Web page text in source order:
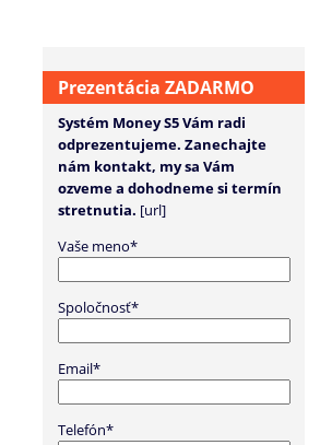
Prezentácia ZADARMO
Systém Money S5 Vám radi
odprezentujeme. Zanechajte
nám kontakt, my sa Vám
ozveme a dohodneme si termín
stretnutia. [url]
Vaše meno*
Spoločnosť*
Email*
Telefón*